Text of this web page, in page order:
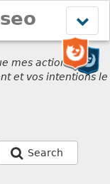
le
menu
mes actions sont
et vos intentions le
Search